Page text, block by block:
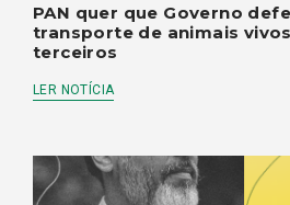
PAN quer que Governo
transporte de animais
terceiros
LER NOTÍCIA